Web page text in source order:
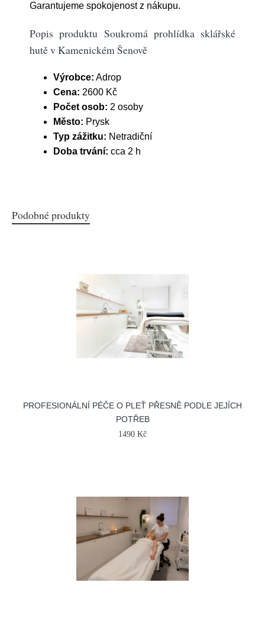
Garantujeme spokojenost z nákupu.
Popis produktu Soukromá prohlídka sklářské
hutě v Kamenickém Šenově
Výrobce: Adrop
Cena: 2600 Kč
Počet osob: 2 osoby
Město: Prysk
Typ zážitku: Netradiční
Doba trvání: cca 2 h
Podobné produkty
PROFESIONÁLNÍ PÉČE O PLEŤ PŘESNĚ PODLE JEJÍCH
POTŘEB
1490 Kč